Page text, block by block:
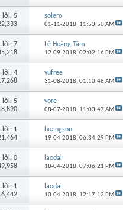
lời: 5
solero
01-11-2018, 11:53:50 AM
lời: 7
Lê Hoàng Tâm
12-09-2018,02:02:16 PM
lời: 4
vufree
31-08-2018,01:10:48 AM
lời: 5
yore
08-07-2018, 11:03:47 AM
lời: 1
hoangson
19-04-2018,06:34:29 PM
lời: 0
laodai
18-04-2018,07:06:21 PM
lời: 1
laodai
10-04-2018, 12:17:12 PM